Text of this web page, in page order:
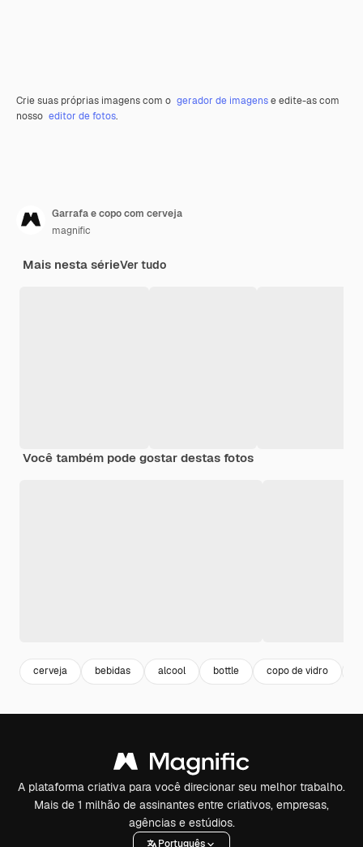
Crie suas próprias imagens com o gerador de imagense edite-as com
nosso editor de fotos.
Garrafa e copo com cerveja
magnific
Mais nesta sérieVer tudo
Você também pode gostar destas fotos
cerveja bebidas alcool bottle copo de vidro
A plataforma criativa para você direcionar seu melhor trabalho.
Mais de 1 milhão de assinantes entre criativos, empresas,
agências e estúdios.
Português